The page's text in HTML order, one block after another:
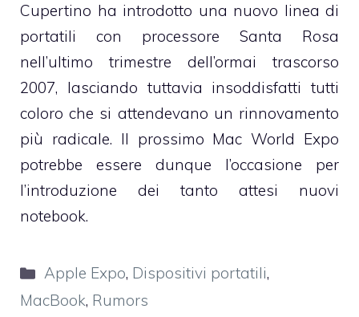
Cupertino ha introdotto una nuovo linea di
portatili con processore Santa Rosa
nell’ultimo trimestre dell’ormai trascorso
2007, lasciando tuttavia insoddisfatti tutti
coloro che si attendevano un rinnovamento
più radicale. Il prossimo Mac World Expo
potrebbe essere dunque l’occasione per
l’introduzione dei tanto attesi nuovi
notebook.
Categorie
Apple Expo, Dispositivi portatili,
MacBook, Rumors